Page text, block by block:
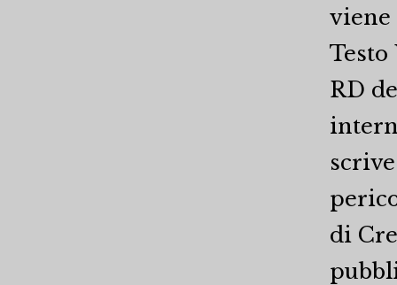
viene
Testo
RD
di